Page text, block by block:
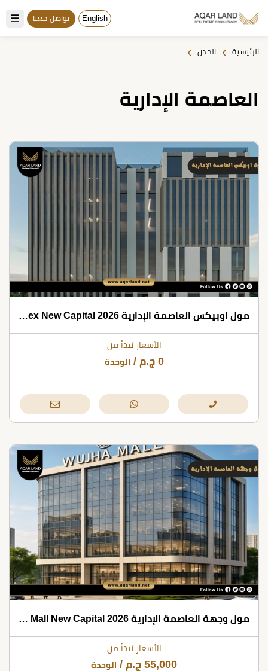
☰ English تواصل معنا
الرئيسية › المدن ›
العاصمة الإدارية
مول اوبيكس العاصمة الإدارية 2026 Mall Obex New Capital
الأسعار تبدأ من
0 ج.م / الوحدة
مول وجهة العاصمة الإدارية 2026 Wujha Mall New Capital
الأسعار تبدأ من
55,000 ج.م / الوحدة